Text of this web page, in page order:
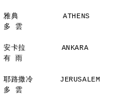
雅典          ATHENS
多 雲
安卡拉        ANKARA
有 雨
耶路撒冷
多 雲